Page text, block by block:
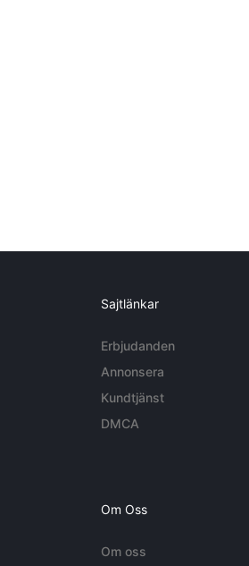
Sajtlänkar
Erbjudanden
Annonsera
Kundtjänst
DMCA
Om Oss
Om oss